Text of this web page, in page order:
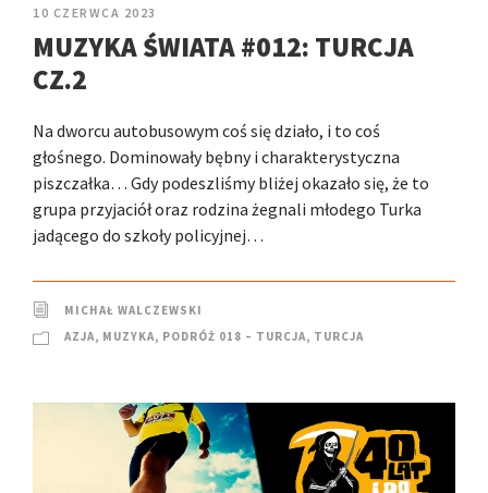
10 CZERWCA 2023
MUZYKA ŚWIATA #012: TURCJA
CZ.2
Na dworcu autobusowym coś się działo, i to coś
głośnego. Dominowały bębny i charakterystyczna
piszczałka… Gdy podeszliśmy bliżej okazało się, że to
grupa przyjaciół oraz rodzina żegnali młodego Turka
jadącego do szkoły policyjnej…
MICHAŁ WALCZEWSKI
AZJA, MUZYKA, PODRÓŻ 018 – TURCJA, TURCJA